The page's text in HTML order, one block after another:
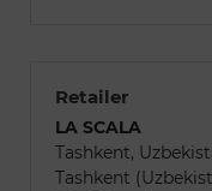
Retailer
LA SCALA
Tashkent,
Tashkent